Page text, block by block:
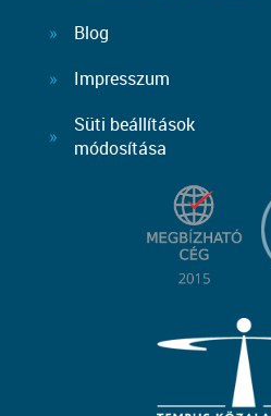
Blog
Impresszum
Süti beállítások
módosítása